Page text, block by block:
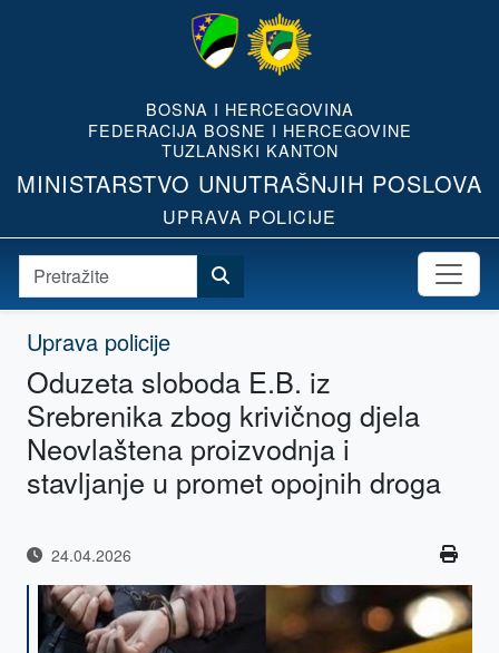
BOSNA I HERCEGOVINA
FEDERACIJA BOSNE I HERCEGOVINE
TUZLANSKI KANTON
MINISTARSTVO UNUTRAŠNJIH POSLOVA
UPRAVA POLICIJE
Uprava policije
Oduzeta sloboda E.B. iz
Srebrenika zbog krivičnog djela
Neovlaštena proizvodnja i
stavljanje u promet opojnih droga
24.04.2026